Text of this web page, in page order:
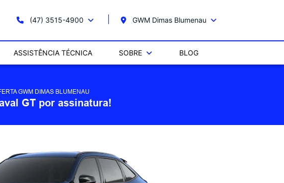
(47) 3515-4900 GWM Dimas Blumenau
ASSISTÊNCIA TÉCNICA SOBRE BLOG
GWM DIMAS BLUMENAU
GT por assinatura!